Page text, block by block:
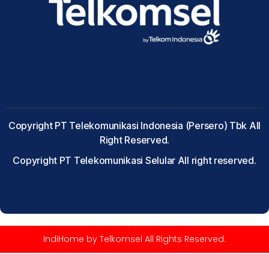
Copyright PT Telekomunikasi Indonesia (Persero) Tbk All
Right Reserved.
Copyright PT Telekomunikasi Selular All right reserved.
IndiHome by Telkomsel All Rights Reserved.